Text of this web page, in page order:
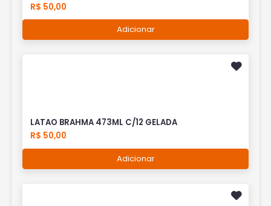
R$ 50,00
Adicionar
LATAO BRAHMA 473ML C/12 GELADA
R$ 50,00
Adicionar